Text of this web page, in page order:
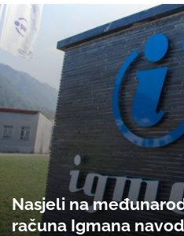
Nasjeli na
računa Igmana